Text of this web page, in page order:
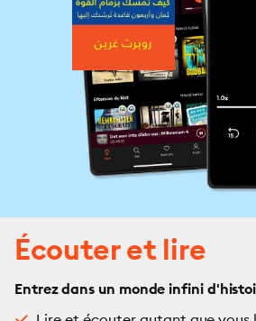
Écouter et lire
Entrez dans un monde infini